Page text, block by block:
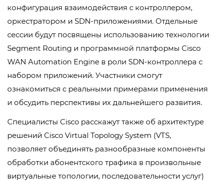
конфигурация взаимодействия с контроллером,
оркестратором и SDN-приложениями. Отдельные
сессии будут посвящены использованию технологии
Segment Routing и программной платформы Cisco
WAN Automation Engine в роли SDN-контроллера с
набором приложений. Участники смогут
ознакомиться с реальными примерами применения
и обсудить перспективы их дальнейшего развития.
Специалисты Cisco расскажут также об архитектуре
решений Cisco Virtual Topology System (VTS,
позволяет объединять разнообразные компоненты
обработки абонентского трафика в произвольные
виртуальные топологии, последовательности услуг)